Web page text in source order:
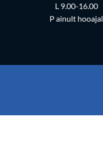
L 9.00-16.00
P ainult hooajal